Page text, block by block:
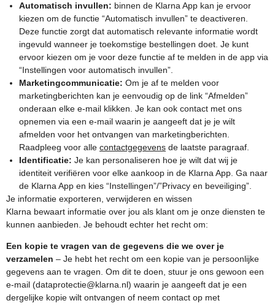
Automatisch invullen: binnen de Klarna App kan je ervoor
kiezen om de functie “Automatisch invullen” te deactiveren.
Deze functie zorgt dat automatisch relevante informatie wordt
ingevuld wanneer je toekomstige bestellingen doet. Je kunt
ervoor kiezen om je voor deze functie af te melden in de app via
“Instellingen voor automatisch invullen”.
Marketingcommunicatie: Om je af te melden voor
marketingberichten kan je eenvoudig op de link “Afmelden”
onderaan elke e-mail klikken. Je kan ook contact met ons
opnemen via een e-mail waarin je aangeeft dat je je wilt
afmelden voor het ontvangen van marketingberichten.
Raadpleeg voor alle contactgegevens de laatste paragraaf.
Identificatie: Je kan personaliseren hoe je wilt dat wij je
identiteit verifiëren voor elke aankoop in de Klarna App. Ga naar
de Klarna App en kies “Instellingen”/”Privacy en beveiliging”.
Je informatie exporteren, verwijderen en wissen
Klarna bewaart informatie over jou als klant om je onze diensten te
kunnen aanbieden. Je behoudt echter het recht om:
Een kopie te vragen van de gegevens die we over je
verzamelen – Je hebt het recht om een kopie van je persoonlijke
gegevens aan te vragen. Om dit te doen, stuur je ons gewoon een
e-mail (dataprotectie@klarna.nl) waarin je aangeeft dat je een
dergelijke kopie wilt ontvangen of neem contact op met